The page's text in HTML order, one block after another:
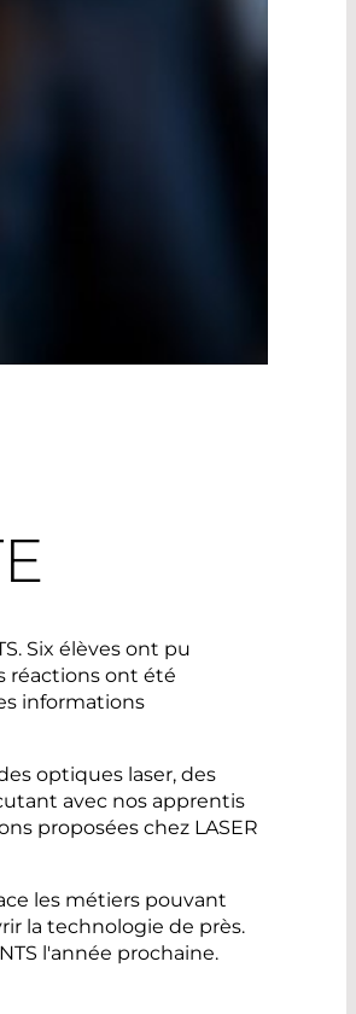
Six élèves ont pu
réactions ont été
informations
optiques laser, des
avec nos apprentis
proposées chez LASER
les métiers pouvant
la technologie de près.
l'année prochaine.